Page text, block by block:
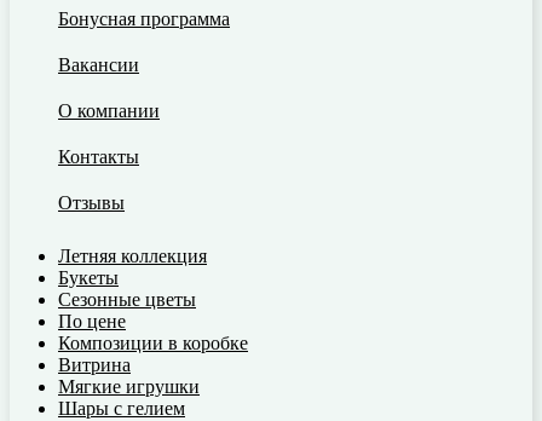
Бонусная программа
Вакансии
О компании
Контакты
Отзывы
Летняя коллекция
Букеты
Сезонные цветы
По цене
Композиции в коробке
Витрина
Мягкие игрушки
Шары с гелием